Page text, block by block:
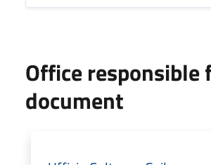
Office responsible
document